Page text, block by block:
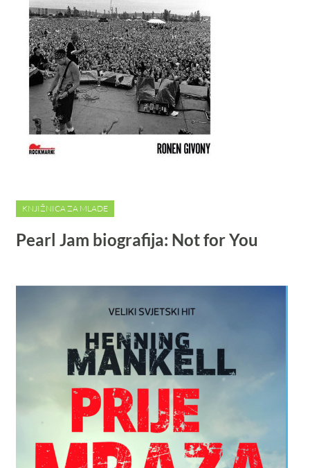
KNJIŽNICA ZA MLADE
Pearl Jam biografija: Not for You